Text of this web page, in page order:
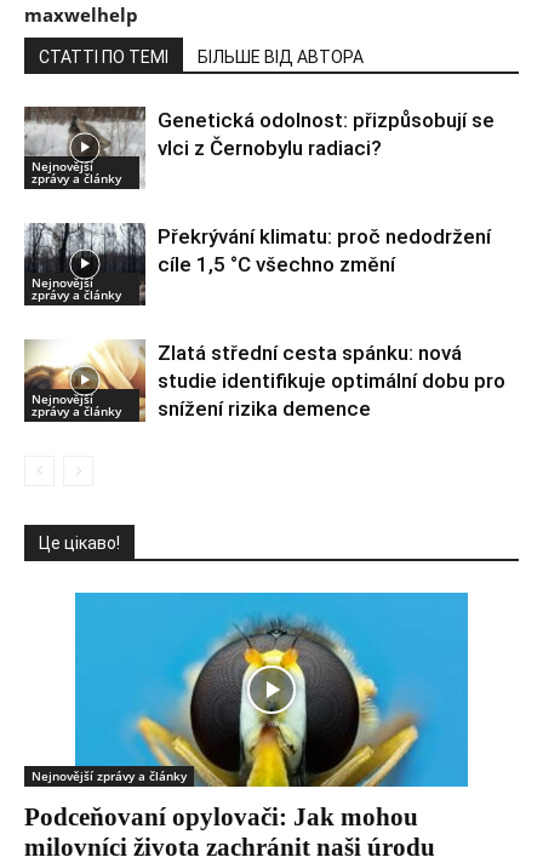
maxwelhelp
СТАТТІ ПО ТЕМІ БІЛЬШЕ ВІД АВТОРА
Nejnovější
zprávy a články
Genetická odolnost: přizpůsobují se
vlci z Černobylu radiaci?
Nejnovější
zprávy a články
Překrývání klimatu: proč nedodržení
cíle 1,5 °C všechno změní
Nejnovější
zprávy a články
Zlatá střední cesta spánku: nová
studie identifikuje optimální dobu pro
snížení rizika demence
Це цікаво!
Nejnovější zprávy a články
Podceňovaní opylovači: Jak mohou
milovníci života zachránit naši úrodu